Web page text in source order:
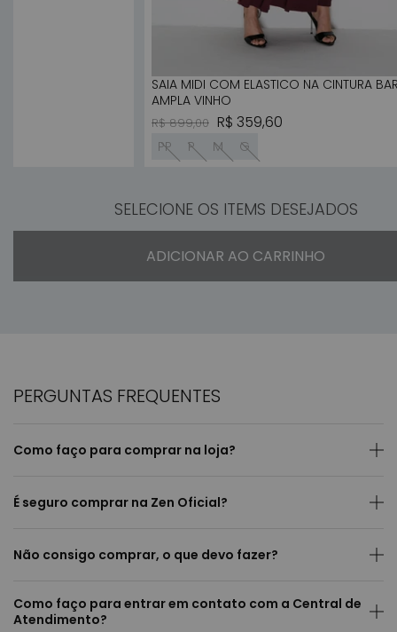
SAIA MIDI COM ELASTICO NA CINTURA
AMPLA VINHO
Preço normal
R$ 899,00 Preço promocional
R$ 359,60
PP P M G
SELECIONE OS ITEMS DESEJADOS
ADICIONAR AO CARRINHO
PERGUNTAS FREQUENTES
Como faço para comprar na loja?
É seguro comprar na Zen Oficial?
Não consigo comprar, o que devo fazer?
Como faço para entrar em contato com a Central de
Atendimento?